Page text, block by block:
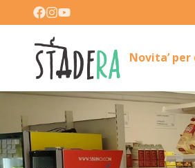
Novita’